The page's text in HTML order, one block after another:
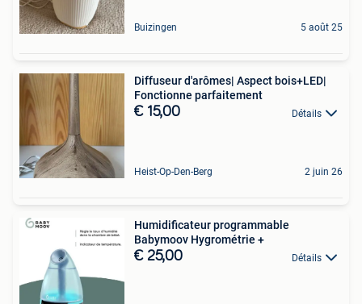
Buizingen 5 août 25
Diffuseur d'arômes| Aspect bois+LED|
Fonctionne parfaitement
€ 15,00 Détails
Heist-Op-Den-Berg 2 juin 26
Humidificateur programmable
Babymoov Hygrométrie +
€ 25,00 Détails